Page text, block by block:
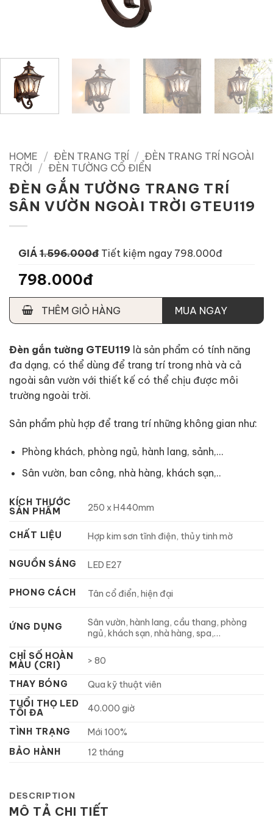
HOME / ĐÈN TRANG TRÍ / ĐÈN TRANG TRÍ NGOÀI
TRỜI / ĐÈN TƯỜNG CỔ ĐIỂN
ĐÈN GẮN TƯỜNG TRANG TRÍ
SÂN VƯỜN NGOÀI TRỜI GTEU119
GIÁ 1.596.000đ Tiết kiệm ngay 798.000đ
798.000đ
THÊM GIỎ HÀNG MUA NGAY
Đèn gắn tường GTEU119 là sản phẩm có tính năng
đa dạng, có thể dùng để trang trí trong nhà và cả
ngoài sân vườn với thiết kế có thể chịu được môi
trường ngoài trời.
Sản phẩm phù hợp để trang trí những không gian như:
Phòng khách, phòng ngủ, hành lang, sảnh,…
Sân vườn, ban công, nhà hàng, khách sạn,..
KÍCH THƯỚC
SẢN PHẨM
250 x H440mm
CHẤT LIỆU Hợp kim sơn tĩnh điện, thủy tinh mờ
NGUỒN SÁNG LED E27
PHONG CÁCH Tân cổ điển, hiện đại
ỨNG DỤNG
Sân vườn, hành lang, cầu thang, phòng
ngủ, khách sạn, nhà hàng, spa,…
CHỈ SỐ HOÀN
MÀU (CRI)
> 80
THAY BÓNG
Qua kỹ thuật viên
TUỔI THỌ LED
TỐI ĐA
40.000 giờ
TÌNH TRẠNG
Mới 100%
BẢO HÀNH
12 tháng
DESCRIPTION
MÔ TẢ CHI TIẾT